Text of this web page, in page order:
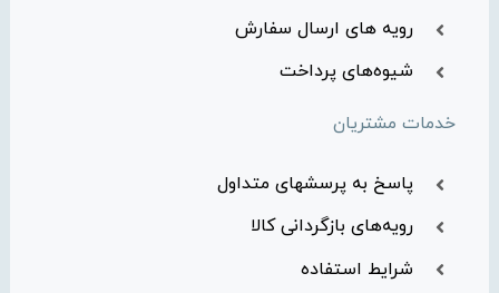
رویه های ارسال سفارش
شیوه‌های پرداخت
خدمات مشتریان
پاسخ به پرسشهای متداول
رویه‌های بازگردانی کالا
شرایط استفاده